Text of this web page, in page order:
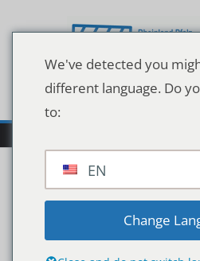
Inhalt
We've detected you
different language. Do
to:
EN
Change